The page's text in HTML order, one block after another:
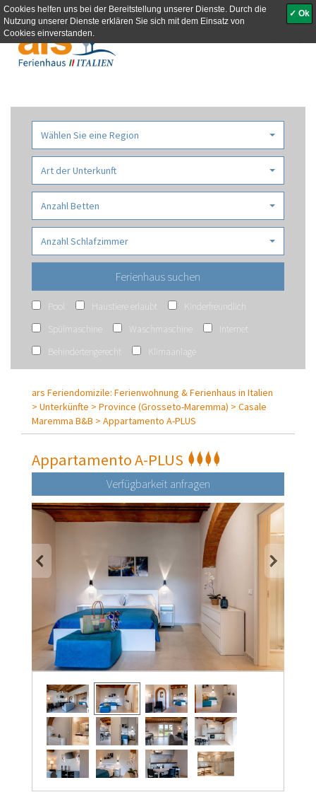
Cookies helfen uns bei der Bereitstellung unserer Dienste. Durch die
Nutzung unserer Dienste erklären Sie sich mit dem Einsatz von
Cookies einverstanden.
✓ Ok
Wählen Sie eine Region
Art der Unterkunft
Anzahl Betten
Anzahl Schlafzimmer
Pool Haustiere erlaubt
Kinderfreundlich
Spülmaschine
Waschmaschine
Internet
Behindertengerecht
Klimaanlage
ars Feriendomizile: Ferienwohnung & Ferienhaus in Italien
> Unterkünfte > Province (Grosseto-Maremma) > Casale
Maremma B&B > Appartamento A-PLUS
Appartamento A-PLUS
Verfügbarkeit anfragen